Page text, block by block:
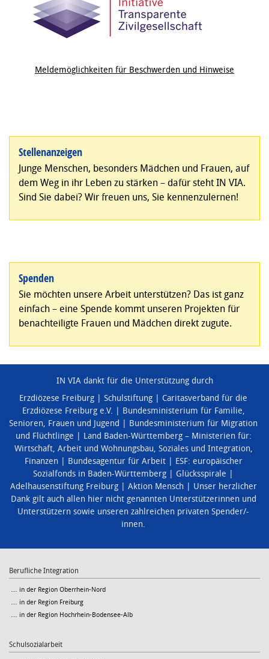
Meldemöglichkeiten für Beschwerden und Hinweise
Stellenanzeigen
Junge Menschen, besonders Mädchen und Frauen, auf
dem Weg in ihr Leben zu stärken – dafür steht IN VIA.
Sind Sie dabei? Wir freuen uns, Sie kennenzulernen!
Spenden
Sie möchten unsere Arbeit unterstützen? Das ist ganz
einfach – eine Spende kommt unseren Projekten für
benachteiligte Frauen und Mädchen direkt zugute.
IN VIA dankt für die Unterstützung durch
Erzdiözese Freiburg
Schulstiftung
Caritasverband für die
Erzdiözese Freiburg e.V.
Bundesministerium für Familie,
Senioren, Frauen und Jugend
Bundesministerium für Migration
und Flüchtlinge
Land Baden-Württemberg – Ministerien für:
Wirtschaft, Arbeit und Wohnungsbau, Soziales und Integration,
Finanzen
Bundesagentur für Arbeit
ESF: europäischer
Sozialfonds in Baden-Württemberg
Glücksspirale
Adelhausenstiftung Freiburg
Aktion Mensch
Unser herzlicher
Dank gilt auch allen hier nicht genannten Unterstützerinnen und
Unterstützern sowie unseren zahlreichen privaten Spender/-
innen.
Berufliche Integration
… in der Region Oberrhein-Nord
… in der Region Freiburg
… in der Region Hochrhein-Bodensee-Alb
Schulsozialarbeit